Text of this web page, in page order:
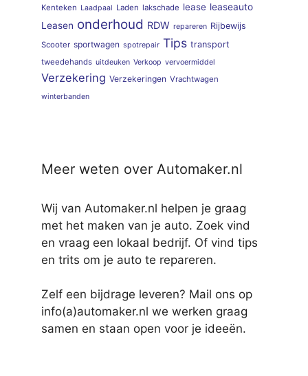
Kenteken Laadpaal Laden lakschade lease leaseauto
Leasen onderhoud RDW repareren Rijbewijs
Scooter sportwagen spotrepair Tips transport
tweedehands uitdeuken Verkoop vervoermiddel
Verzekering Verzekeringen Vrachtwagen
winterbanden
Meer weten over Automaker.nl
Wij van Automaker.nl helpen je graag
met het maken van je auto. Zoek vind
en vraag een lokaal bedrijf. Of vind tips
en trits om je auto te repareren.
Zelf een bijdrage leveren? Mail ons op
info(a)automaker.nl we werken graag
samen en staan open voor je ideeën.